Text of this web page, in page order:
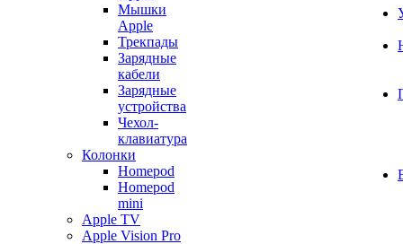
Мышки
Apple
Трекпады
Зарядные
кабели
Зарядные
устройства
Чехол-
клавиатура
Колонки
Homepod
Homepod
mini
Apple TV
Apple Vision Pro